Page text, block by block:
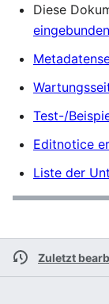
Diese
Test-/
Editnotice
Liste der
Zuletzt